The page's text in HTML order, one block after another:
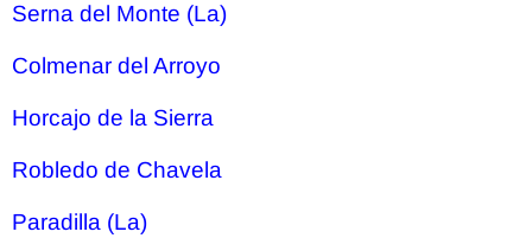
Serna del Monte (La)
Colmenar del Arroyo
Horcajo de la Sierra
Robledo de Chavela
Paradilla (La)